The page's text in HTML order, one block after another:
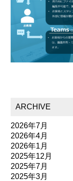
ARCHIVE
2026年7月
2026年4月
2026年1月
2025年12月
2025年7月
2025年3月